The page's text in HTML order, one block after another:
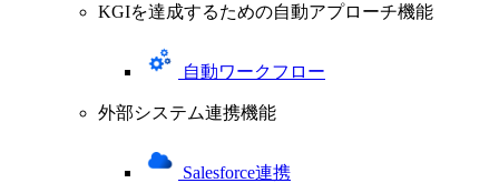
KGIを達成するための自動アプローチ機能
自動ワークフロー
外部システム連携機能
Salesforce連携